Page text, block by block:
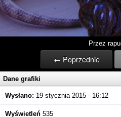
Przez
← Poprzednie
Dane grafiki
Wysłano: 19 stycznia 2015 - 16:12
Wyświetleń 535